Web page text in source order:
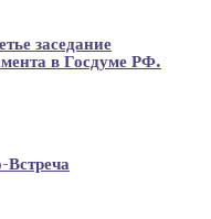
заседание
в Госдуме РФ.